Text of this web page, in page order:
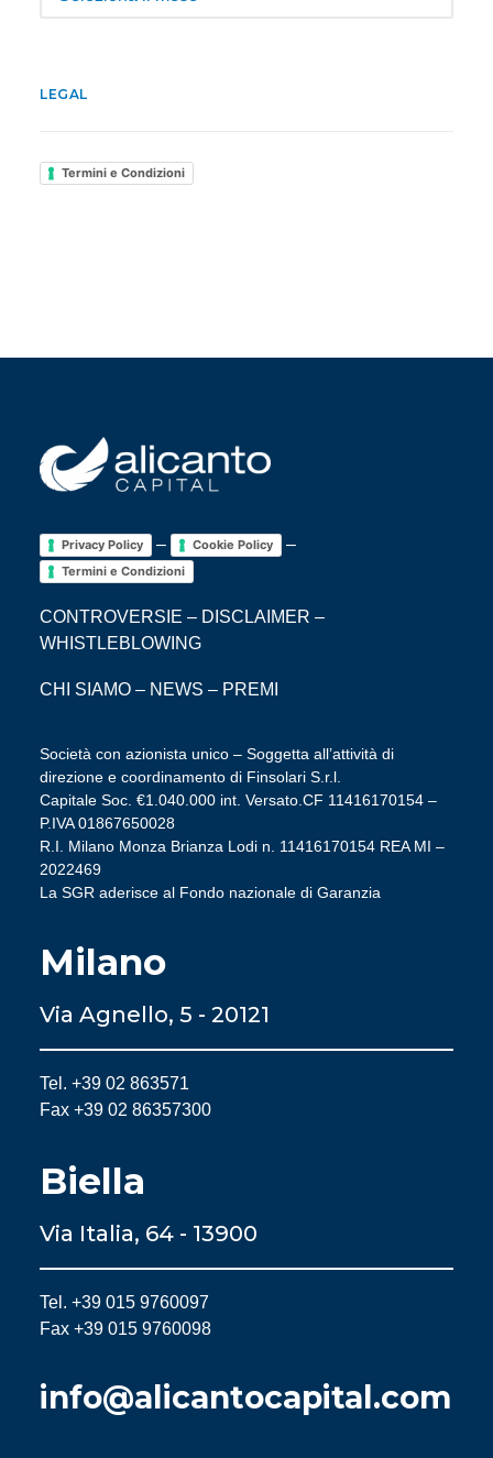
LEGAL
Termini e Condizioni
Privacy Policy – Cookie Policy –
Termini e Condizioni
CONTROVERSIE – DISCLAIMER –
WHISTLEBLOWING
CHI SIAMO – NEWS – PREMI
Società con azionista unico – Soggetta all’attività di
direzione e coordinamento di Finsolari S.r.l.
Capitale Soc. €1.040.000 int. Versato.CF 11416170154 –
P.IVA 01867650028
R.I. Milano Monza Brianza Lodi n. 11416170154 REA MI –
2022469
La SGR aderisce al Fondo nazionale di Garanzia
Milano
Via Agnello, 5 - 20121
Tel. +39 02 863571
Fax +39 02 86357300
Biella
Via Italia, 64 - 13900
Tel. +39 015 9760097
Fax +39 015 9760098
info@alicantocapital.com